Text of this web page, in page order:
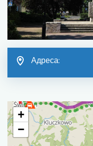
Адреса:
+
−